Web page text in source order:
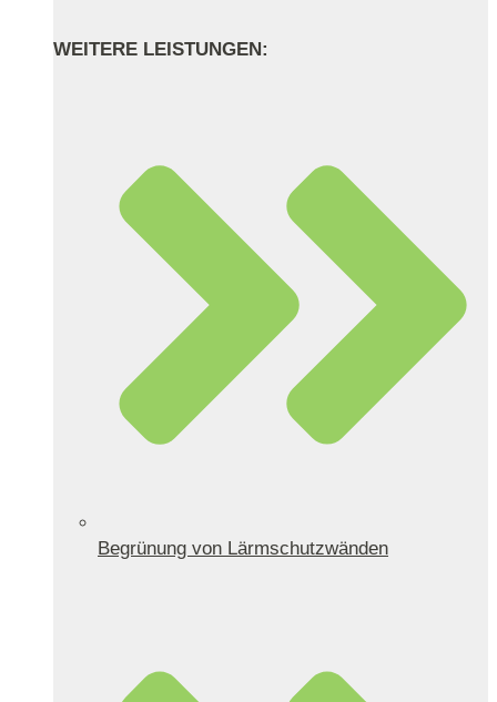
WEITERE LEISTUNGEN:
Begrünung von Lärmschutzwänden